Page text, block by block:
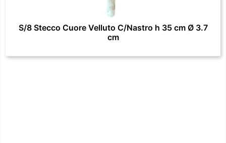
S/8 Stecco Cuore Velluto C/Nastro h 35 cm Ø 3.7
cm